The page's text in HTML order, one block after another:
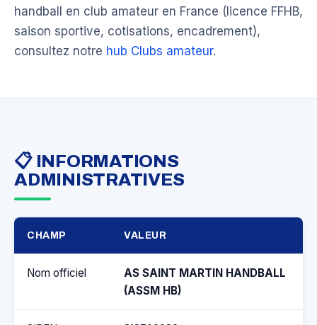
handball en club amateur en France (licence FFHB,
saison sportive, cotisations, encadrement),
consultez notre hub Clubs amateur.
📋 INFORMATIONS
ADMINISTRATIVES
CHAMP VALEUR
Nom officiel
AS SAINT MARTIN HANDBALL
(ASSM HB)